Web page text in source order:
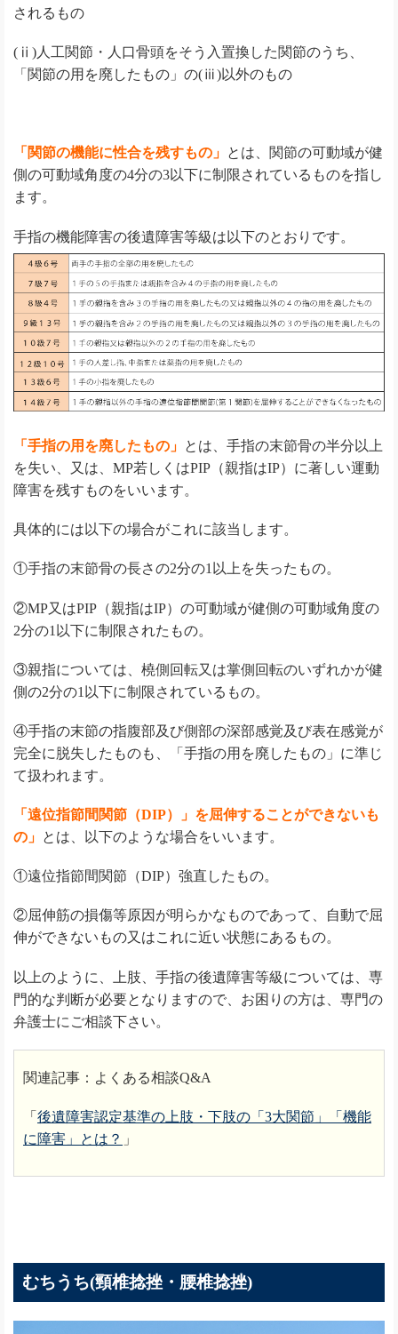
されるもの
(ⅱ)人工関節・人口骨頭をそう入置換した関節のうち、
「関節の用を廃したもの」の(ⅲ)以外のもの
「関節の機能に性合を残すもの」 とは、関節の可動域が健
側の可動域角度の4分の3以下に制限されているものを指し
ます。
手指の機能障害の後遺障害等級は以下のとおりです。
「手指の用を廃したもの」 とは、手指の末節骨の半分以上
を失い、又は、MP若しくはPIP（親指はIP）に著しい運動
障害を残すものをいいます。
具体的には以下の場合がこれに該当します。
①手指の末節骨の長さの2分の1以上を失ったもの。
②MP又はPIP（親指はIP）の可動域が健側の可動域角度の
2分の1以下に制限されたもの。
③親指については、橈側回転又は掌側回転のいずれかが健
側の2分の1以下に制限されているもの。
④手指の末節の指腹部及び側部の深部感覚及び表在感覚が
完全に脱失したものも、「手指の用を廃したもの」に準じ
て扱われます。
「遠位指節間関節（DIP）」を屈伸することができないも
の」 とは、以下のような場合をいいます。
①遠位指節間関節（DIP）強直したもの。
②屈伸筋の損傷等原因が明らかなものであって、自動で屈
伸ができないもの又はこれに近い状態にあるもの。
以上のように、上肢、手指の後遺障害等級については、専
門的な判断が必要となりますので、お困りの方は、専門の
弁護士にご相談下さい。
関連記事：よくある相談Q&A
「 後遺障害認定基準の上肢・下肢の「3大関節」「機能
に障害」とは？ 」
むちうち(頸椎捻挫・腰椎捻挫)